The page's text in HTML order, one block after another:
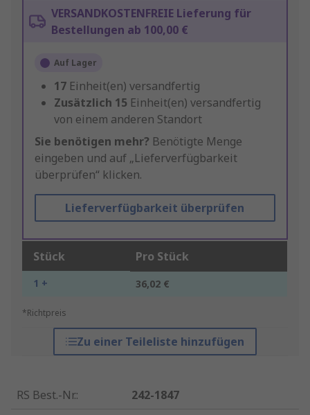
VERSANDKOSTENFREIE Lieferung für
Bestellungen ab 100,00 €
Auf Lager
17 Einheit(en) versandfertig
Zusätzlich 15 Einheit(en) versandfertig
von einem anderen Standort
Sie benötigen mehr? Benötigte Menge
eingeben und auf „Lieferverfügbarkeit
überprüfen“ klicken.
Lieferverfügbarkeit überprüfen
Stück Pro Stück
1 + 36,02 €
*Richtpreis
Zu einer Teileliste hinzufügen
RS Best.-Nr.:
242-1847